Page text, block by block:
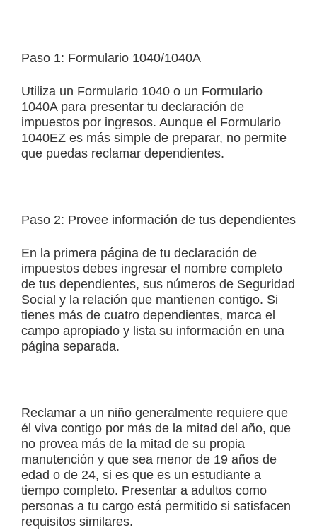
Paso 1: Formulario 1040/1040A
Utiliza un Formulario 1040 o un Formulario
1040A para presentar tu declaración de
impuestos por ingresos. Aunque el Formulario
1040EZ es más simple de preparar, no permite
que puedas reclamar dependientes.
Paso 2: Provee información de tus dependientes
En la primera página de tu declaración de
impuestos debes ingresar el nombre completo
de tus dependientes, sus números de Seguridad
Social y la relación que mantienen contigo. Si
tienes más de cuatro dependientes, marca el
campo apropiado y lista su información en una
página separada.
Reclamar a un niño generalmente requiere que
él viva contigo por más de la mitad del año, que
no provea más de la mitad de su propia
manutención y que sea menor de 19 años de
edad o de 24, si es que es un estudiante a
tiempo completo. Presentar a adultos como
personas a tu cargo está permitido si satisfacen
requisitos similares.